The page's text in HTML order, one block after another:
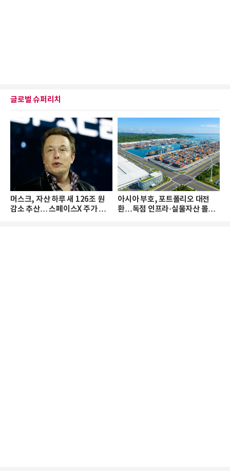
글로벌 슈퍼리치
머스크, 자산 하루 새 126조 원
감소 추산… 스페이스X 주가 하
아시아 부호, 포트폴리오 대전
환…독점 인프라·실물자산 몰린